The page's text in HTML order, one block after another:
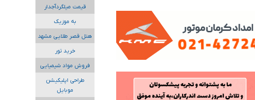
قیمت میلگردآجدار
به موزیک
هتل قصر طلایی مشهد
خرید تور
فروش مواد شیمیایی
طراحی اپلیکیشن
موبایل